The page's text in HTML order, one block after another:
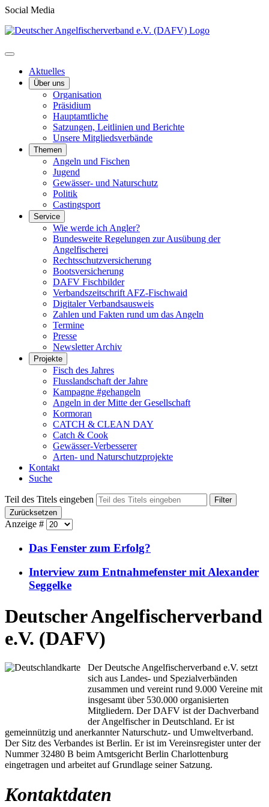
Social Media
Aktuelles
Über uns
Organisation
Präsidium
Hauptamtliche
Satzungen, Leitlinien und Berichte
Unsere Mitgliedsverbände
Themen
Angeln und Fischen
Jugend
Gewässer- und Naturschutz
Politik
Castingsport
Service
Wie werde ich Angler?
Bundesweite Regelungen zur Ausübung der
Angelfischerei
Rechtsschutzversicherung
Bootsversicherung
DAFV Fischbilder
Verbandszeitschrift AFZ-Fischwaid
Digitaler Verbandsausweis
Zahlen und Fakten rund um das Angeln
Termine
Presse
Newsletter Archiv
Projekte
Fisch des Jahres
Flusslandschaft der Jahre
Kampagne #gehangeln
Angeln in der Mitte der Gesellschaft
Kormoran
CATCH & CLEAN DAY
Catch & Cook
Gewässer-Verbesserer
Arten- und Naturschutzprojekte
Kontakt
Suche
Teil des Titels eingeben
Filter
Zurücksetzen
Anzeige #
Das Fenster zum Erfolg?
Interview zum Entnahmefenster mit Alexander
Seggelke
Deutscher Angelfischerverband
e.V. (DAFV)
Der Deutsche Angelfischerverband e.V. setzt
sich aus Landes- und Spezialverbänden
zusammen und vereint rund 9.000 Vereine mit
insgesamt über 530.000 organisierten
Mitgliedern. Der DAFV ist der Dachverband
der Angelfischer in Deutschland. Er ist
gemeinnützig und anerkannter Naturschutz- und Umweltverband.
Der Sitz des Verbandes ist Berlin. Er ist im Vereinsregister unter der
Nummer 32480 B beim Amtsgericht Berlin Charlottenburg
eingetragen und arbeitet auf Grundlage seiner Satzung.
Kontaktdaten